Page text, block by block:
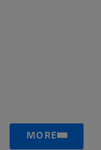
MORE